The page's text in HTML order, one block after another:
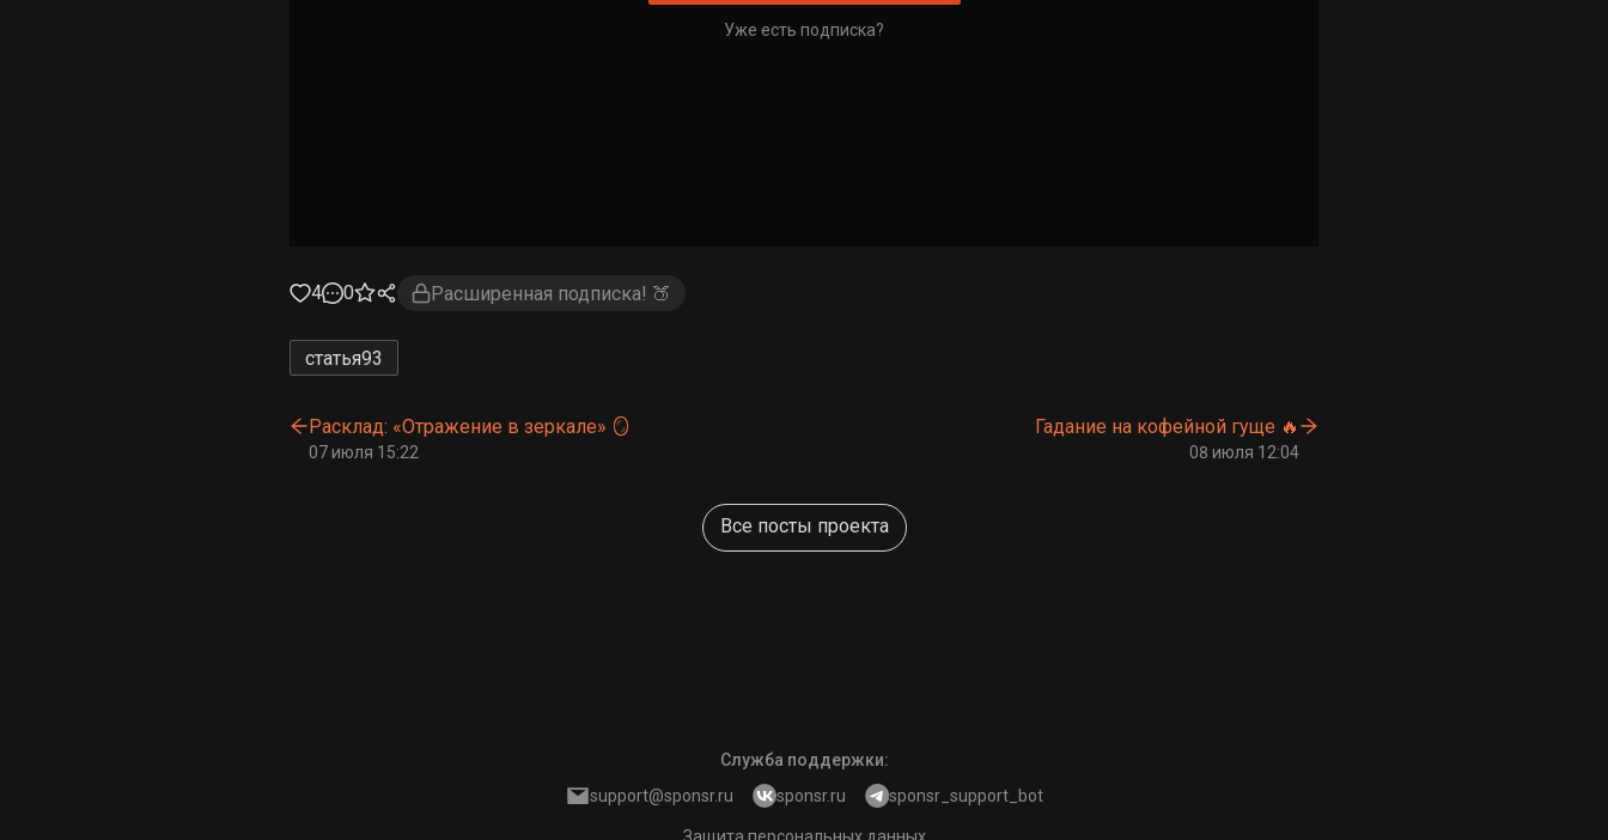
Уже есть подписка?
4 0 Расширенная подписка! 🍑
статья93
Расклад: «Отражение в зеркале» 🪞
07 июля 15:22
Гадание на кофейной гуще 🔥
08 июля 12:04
Все посты проекта
Служба поддержки:
support@sponsr.ru
sponsr.ru sponsr_support_bot